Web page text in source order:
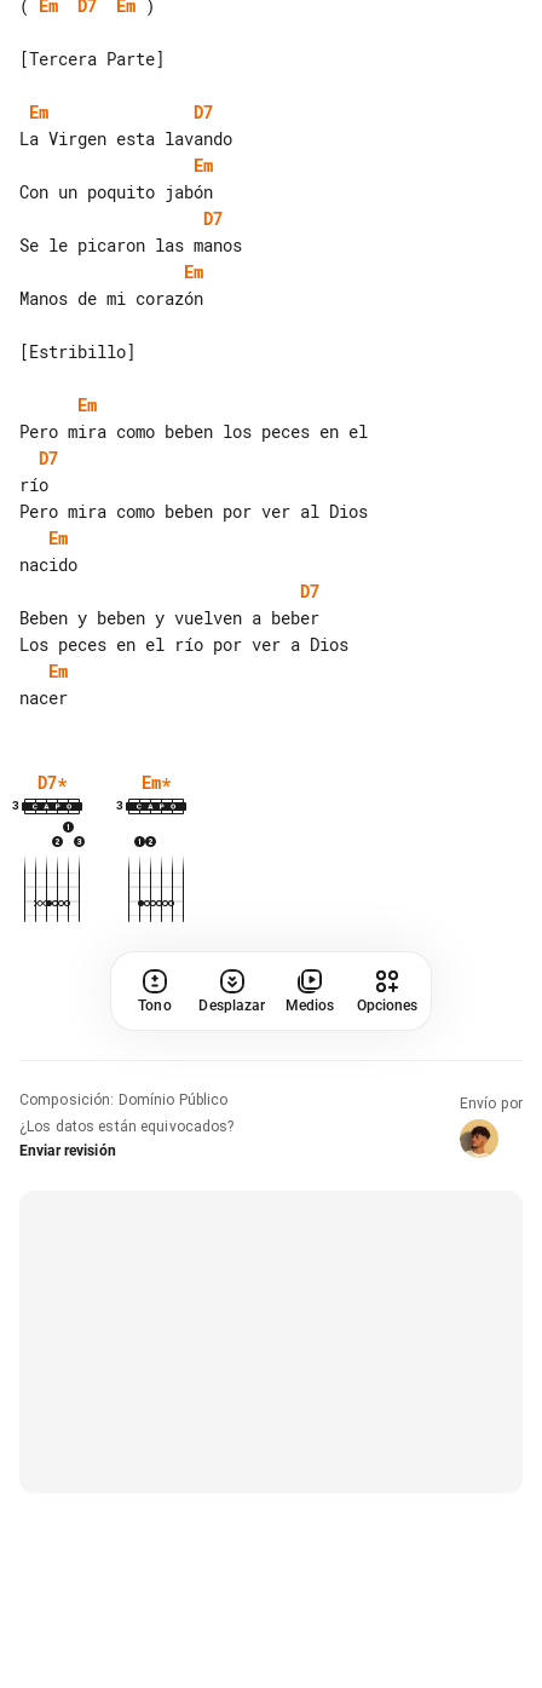
( Em D7 Em )
[Tercera Parte]
Em
D7
Em
D7
Em
Manos de mi corazón
[Estribillo]
Em
D7
río
Em
D7
Beben y beben y vuelven a beber
Em
D7*
3
Em*
3
Tono Desplazar Medios Opciones
Composición: Domínio Público
¿Los datos están equivocados?
Enviar revisión
Envío por